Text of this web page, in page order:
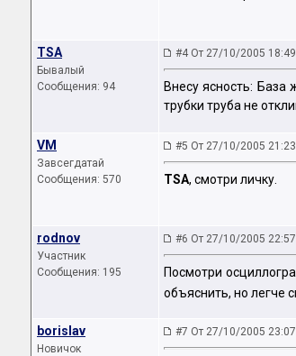
TSA
Бывалый
Сообщения: 94
#4 От 27/10/2005 18:49
Внесу ясность: База
трубки труба не
VM
Завсегдатай
Сообщения: 570
#5 От 27/10/2005 21:23
TSA, смотри личку.
rodnov
Участник
Сообщения: 195
#6 От 27/10/2005 22:57
Посмотри
объяснить, но легче
borislav
Новичок
#7 От 27/10/2005 23:07